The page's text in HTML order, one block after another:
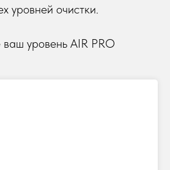
уровней очистки.
ваш уровень AIR PRO